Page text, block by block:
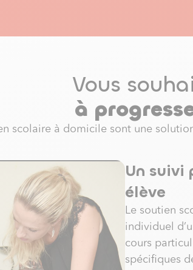
Vous
à
scolaire à domicile sont une
Un suivi
élève
Le soutien
individuel
cours
spécifiques